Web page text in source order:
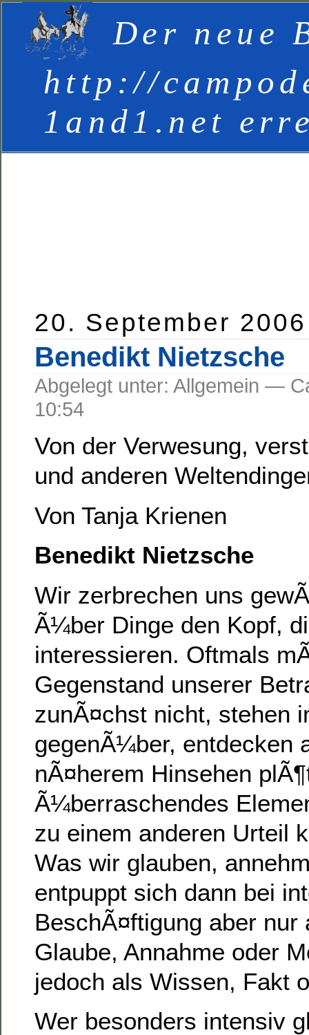
Der neue
http://
1and1.net
20. September 2006
Benedikt Nietzsche
Abgelegt unter: Allgemein —
10:54
Von der Verwesung,
und anderen
Von Tanja Krienen
Benedikt Nietzsche
Wir zerbrechen uns
Ã¼ber Dinge den Kopf,
interessieren. Oftmals
Gegenstand unserer
zunÃ¤chst nicht, stehen
gegenÃ¼ber, entdecken
nÃ¤herem Hinsehen
Ã¼berraschendes
zu einem anderen Urteil
Was wir glauben,
entpuppt sich dann bei
BeschÃ¤ftigung aber nur
Glaube, Annahme oder
jedoch als Wissen, Fakt
Wer besonders intensiv